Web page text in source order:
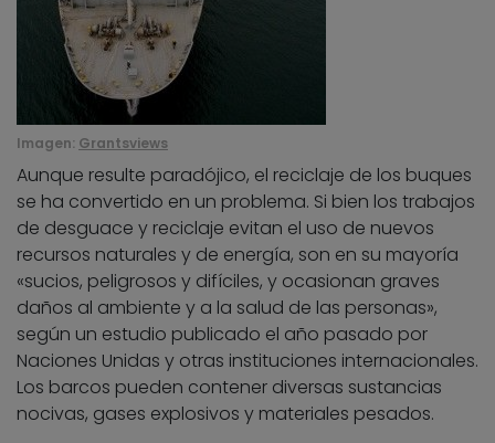
Imagen: Grantsviews
Aunque resulte paradójico, el reciclaje de los buques
se ha convertido en un problema. Si bien los trabajos
de desguace y reciclaje evitan el uso de nuevos
recursos naturales y de energía, son en su mayoría
«sucios, peligrosos y difíciles, y ocasionan graves
daños al ambiente y a la salud de las personas»,
según un estudio publicado el año pasado por
Naciones Unidas y otras instituciones internacionales.
Los barcos pueden contener diversas sustancias
nocivas, gases explosivos y materiales pesados.